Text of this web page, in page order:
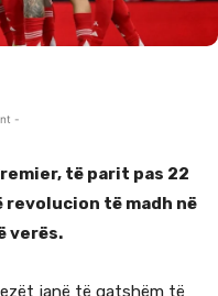
-
të parit pas 22
të madh në
verës.